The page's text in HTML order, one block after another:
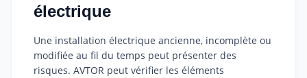
électrique
Une installation électrique ancienne, incomplète ou
modifiée au fil du temps peut présenter des
risques. AVTOR peut vérifier les éléments